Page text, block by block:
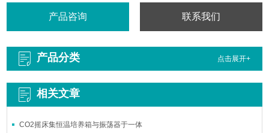
产品咨询 联系我们
产品分类 点击展开+
相关文章
CO2摇床集恒温培养箱与振荡器于一体